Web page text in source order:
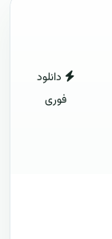
دانلود
فوری